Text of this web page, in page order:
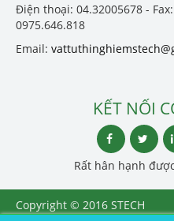
Điện thoại: 04.32005678 -
0975.646.818
Email:
KẾT NỐI
Rất hân hạnh
Copyright © 2016 STECH